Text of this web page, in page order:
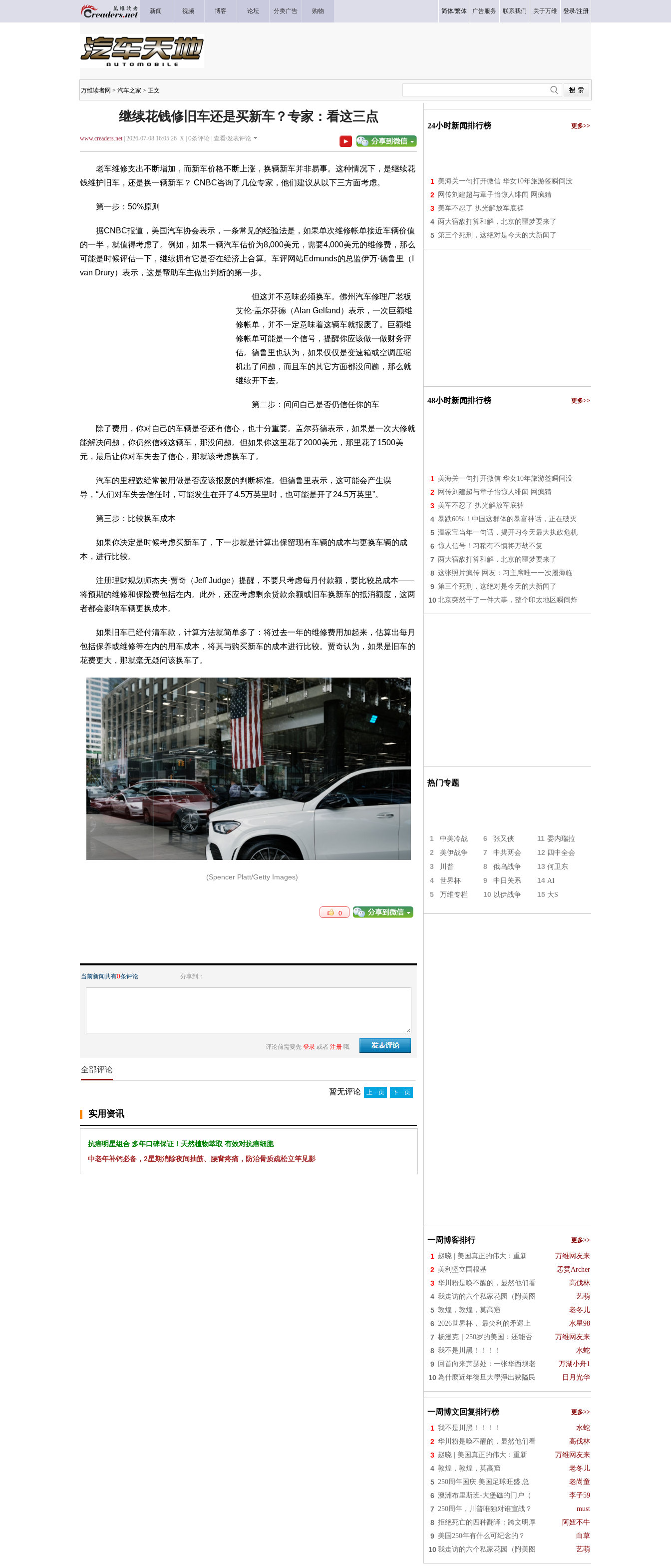
新闻 视频 博客 论坛 分类广告 购物 简体/繁体 广告服务 联系我们 关于万维 登录/注册
万维读者网 > 汽车之家 > 正文
继续花钱修旧车还是买新车？专家：看这三点
www.creaders.net| 2026-07-08 16:05:26 X | 0条评论 | 查看/发表评论
老车维修支出不断增加，而新车价格不断上涨，换辆新车并非易事。这种情况下，是继续花
钱维护旧车，还是换一辆新车？ CNBC咨询了几位专家，他们建议从以下三方面考虑。
第一步：50%原则
据CNBC报道，美国汽车协会表示，一条常见的经验法是，如果单次维修帐单接近车辆价值
的一半，就值得考虑了。例如，如果一辆汽车估价为8,000美元，需要4,000美元的维修费，那么
可能是时候评估一下，继续拥有它是否在经济上合算。车评网站Edmunds的总监伊万·德鲁里（I
van Drury）表示，这是帮助车主做出判断的第一步。
但这并不意味必须换车。佛州汽车修理厂老板
艾伦·盖尔芬德（Alan Gelfand）表示，一次巨额维
修帐单，并不一定意味着这辆车就报废了。巨额维
修帐单可能是一个信号，提醒你应该做一做财务评
估。德鲁里也认为，如果仅仅是变速箱或空调压缩
机出了问题，而且车的其它方面都没问题，那么就
继续开下去。
第二步：问问自己是否仍信任你的车
除了费用，你对自己的车辆是否还有信心，也十分重要。盖尔芬德表示，如果是一次大修就
能解决问题，你仍然信赖这辆车，那没问题。但如果你这里花了2000美元，那里花了1500美
元，最后让你对车失去了信心，那就该考虑换车了。
汽车的里程数经常被用做是否应该报废的判断标准。但德鲁里表示，这可能会产生误
导，“人们对车失去信任时，可能发生在开了4.5万英里时，也可能是开了24.5万英里”。
第三步：比较换车成本
如果你决定是时候考虑买新车了，下一步就是计算出保留现有车辆的成本与更换车辆的成
本，进行比较。
注册理财规划师杰夫·贾奇（Jeff Judge）提醒，不要只考虑每月付款额，要比较总成本——
将预期的维修和保险费包括在内。此外，还应考虑剩余贷款余额或旧车换新车的抵消额度，这两
者都会影响车辆更换成本。
如果旧车已经付清车款，计算方法就简单多了：将过去一年的维修费用加起来，估算出每月
包括保养或维修等在内的用车成本，将其与购买新车的成本进行比较。贾奇认为，如果是旧车的
花费更大，那就毫无疑问该换车了。
(Spencer Platt/Getty Images)
0
当前新闻共有0条评论 分享到：
评论前需要先 登录 或者 注册 哦
全部评论
暂无评论 上一页 下一页
实用资讯
抗癌明星组合 多年口碑保证！天然植物萃取 有效对抗癌细胞
中老年补钙必备，2星期消除夜间抽筋、腰背疼痛，防治骨质疏松立竿见影
24小时新闻排行榜 更多>>
1 美海关一句打开微信 华女10年旅游签瞬间没
2 网传刘建超与章子怡惊人绯闻 网疯猜
3 美军不忍了 扒光解放军底裤
4 两大宿敌打算和解，北京的噩梦要来了
5 第三个死刑，这绝对是今天的大新闻了
48小时新闻排行榜 更多>>
1 美海关一句打开微信 华女10年旅游签瞬间没
2 网传刘建超与章子怡惊人绯闻 网疯猜
3 美军不忍了 扒光解放军底裤
4 暴跌60%！中国这群体的暴富神话，正在破灭
5 温家宝当年一句话，揭开习今天最大执政危机
6 惊人信号！习稍有不慎将万劫不复
7 两大宿敌打算和解，北京的噩梦要来了
8 这张照片疯传 网友：习主席唯一一次履薄临
9 第三个死刑，这绝对是今天的大新闻了
10 北京突然干了一件大事，整个印太地区瞬间炸
热门专题
1 中美冷战 6 张又侠 11 委内瑞拉
2 美伊战争 7 中共两会 12 四中全会
3 川普 8 俄乌战争 13 何卫东
4 世界杯 9 中日关系 14 AI
5 万维专栏 10 以伊战争 15 大S
一周博客排行 更多>>
1 赵晓 | 美国真正的伟大：重新 万维网友来
2 美利坚立国根基 孞烎Archer
3 华川粉是唤不醒的，显然他们看 高伐林
4 我走访的六个私家花园（附美图 艺萌
5 敦煌，敦煌，莫高窟 老冬儿
6 2026世界杯， 最尖利的矛遇上 水星98
7 杨漫克｜250岁的美国：还能否 万维网友来
8 我不是川黑！！！！ 水蛇
9 回首向来萧瑟处：一张华西坝老 万湖小舟1
10 為什麼近年復旦大學淨出狹隘民 日月光华
一周博文回复排行榜 更多>>
1 我不是川黑！！！！ 水蛇
2 华川粉是唤不醒的，显然他们看 高伐林
3 赵晓 | 美国真正的伟大：重新 万维网友来
4 敦煌，敦煌，莫高窟 老冬儿
5 250周年国庆.美国足球旺盛.总 老尚童
6 澳洲布里斯班-大堡礁的门户（ 李子59
7 250周年，川普唯独对谁宣战？ must
8 拒绝死亡的四种翻译：跨文明厚 阿妞不牛
9 美国250年有什么可纪念的？ 白草
10 我走访的六个私家花园（附美图 艺萌